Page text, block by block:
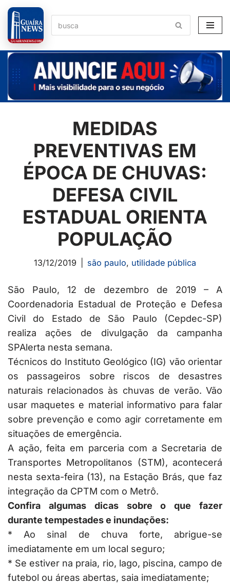
Pular
para
o
conteúdo
MEDIDAS
PREVENTIVAS EM
ÉPOCA DE CHUVAS:
DEFESA CIVIL
ESTADUAL ORIENTA
POPULAÇÃO
13/12/2019 são paulo, utilidade pública
São Paulo, 12 de dezembro de 2019 – A
Coordenadoria Estadual de Proteção e Defesa
Civil do Estado de São Paulo (Cepdec-SP)
realiza ações de divulgação da campanha
SPAlerta nesta semana.
Técnicos do Instituto Geológico (IG) vão orientar
os passageiros sobre riscos de desastres
naturais relacionados às chuvas de verão. Vão
usar maquetes e material informativo para falar
sobre prevenção e como agir corretamente em
situações de emergência.
A ação, feita em parceria com a Secretaria de
Transportes Metropolitanos (STM), acontecerá
nesta sexta-feira (13), na Estação Brás, que faz
integração da CPTM com o Metrô.
Confira algumas dicas sobre o que fazer
durante tempestades e inundações:
* Ao sinal de chuva forte, abrigue-se
imediatamente em um local seguro;
* Se estiver na praia, rio, lago, piscina, campo de
futebol ou áreas abertas, saia imediatamente;